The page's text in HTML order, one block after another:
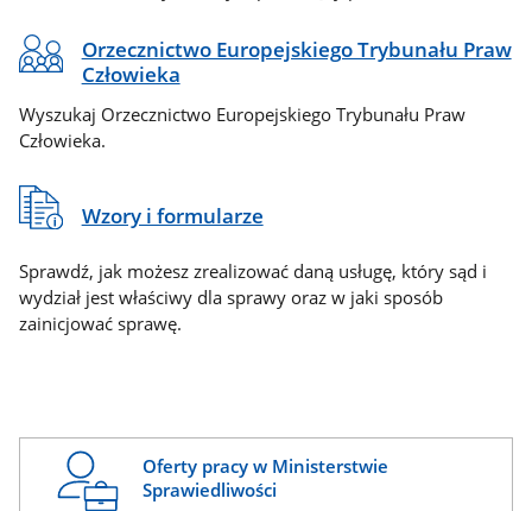
Orzecznictwo Europejskiego Trybunału Praw
Człowieka
Wyszukaj Orzecznictwo Europejskiego Trybunału Praw
Człowieka.
Wzory i formularze
Sprawdź, jak możesz zrealizować daną usługę, który sąd i
wydział jest właściwy dla sprawy oraz w jaki sposób
zainicjować sprawę.
Oferty pracy w Ministerstwie
Sprawiedliwości